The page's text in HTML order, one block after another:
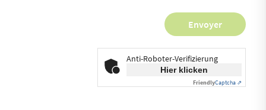
Anti-Roboter-Verifizierung
Hier klicken
FriendlyCaptcha ⇗